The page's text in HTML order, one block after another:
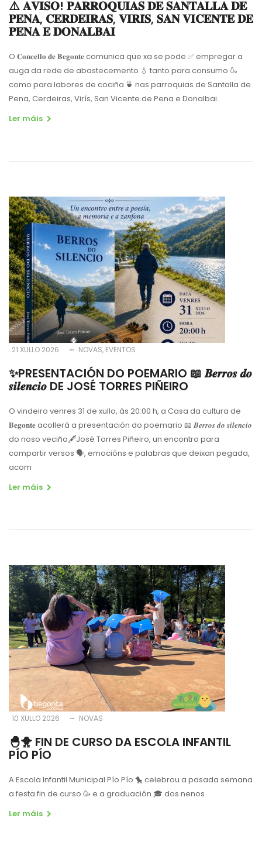
⚠️ 𝐀𝐕𝐈𝐒𝐎! 𝐏𝐀𝐑𝐑𝐎𝐐𝐔𝐈𝐀𝐒 𝐃𝐄 𝐒𝐀𝐍𝐓𝐀𝐋𝐋𝐀 𝐃𝐄
𝐏𝐄𝐍𝐀, 𝐂𝐄𝐑𝐃𝐄𝐈𝐑𝐀𝐒, 𝐕𝐈𝐑𝐈́𝐒, 𝐒𝐀𝐍 𝐕𝐈𝐂𝐄𝐍𝐓𝐄 𝐃𝐄
𝐏𝐄𝐍𝐀 𝐄 𝐃𝐎𝐍𝐀𝐋𝐁𝐀𝐈
O 𝐂𝐨𝐧𝐜𝐞𝐥𝐥𝐨 𝐝𝐞 𝐁𝐞𝐠𝐨𝐧𝐭𝐞 comunica que xa se pode ✅ empregar a
auga da rede de abastecemento 💧 tanto para consumo 🍶
como para labores de cociña 🍵 nas parroquias de Santalla de
Pena, Cerdeiras, Virís, San Vicente de Pena e Donalbai.
Ler máis
21 XULLO 2026 NOVAS EVENTOS
✨PRESENTACIÓN DO POEMARIO 📖 𝑩𝒆𝒓𝒓𝒐𝒔 𝒅𝒐
𝒔𝒊𝒍𝒆𝒏𝒄𝒊𝒐 DE JOSÉ TORRES PIÑEIRO
O vindeiro venres 31 de xullo, ás 20:00 h, a Casa da cultura de
𝐁𝐞𝐠𝐨𝐧𝐭𝐞 acollerá a presentación do poemario 📖 𝑩𝒆𝒓𝒓𝒐𝒔 𝒅𝒐 𝒔𝒊𝒍𝒆𝒏𝒄𝒊𝒐
do noso veciño🖋️José Torres Piñeiro, un encontro para
compartir versos 🗣️, emocións e palabras que deixan pegada,
acom
Ler máis
10 XULLO 2026 NOVAS
🐣🐥 FIN DE CURSO DA ESCOLA INFANTIL
PÍO PÍO
A Escola Infantil Municipal Pío Pío 🐤 celebrou a pasada semana
a festa fin de curso 🥳e a graduación 🎓 dos nenos
Ler máis